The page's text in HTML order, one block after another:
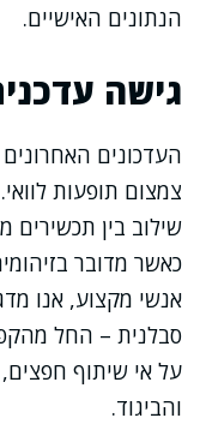
הנתונים האישיים.
גישה
העדכונים האחרונים
צמצום תופעות
שילוב בין תכשירים
כאשר מדובר
אנשי מקצוע, אנו
סבלנית – החל
על אי שיתוף
והביגוד.